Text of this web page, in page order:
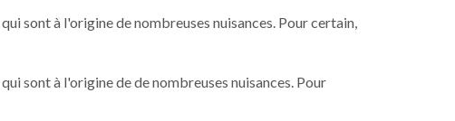
sont à l'origine de nombreuses nuisances. Pour certain,
sont à l'origine de de nombreuses nuisances. Pour